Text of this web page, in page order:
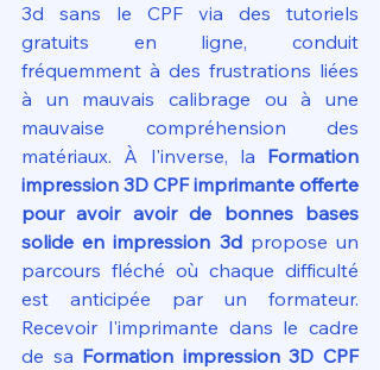
3d sans le CPF via des tutoriels
gratuits en ligne, conduit
fréquemment à des frustrations liées
à un mauvais calibrage ou à une
mauvaise compréhension des
matériaux. À l'inverse, la Formation
impression 3D CPF imprimante offerte
pour avoir avoir de bonnes bases
solide en impression 3d propose un
parcours fléché où chaque difficulté
est anticipée par un formateur.
Recevoir l'imprimante dans le cadre
de sa Formation impression 3D CPF